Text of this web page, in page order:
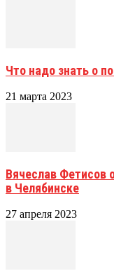
Что надо знать о
21 марта 2023
Вячеслав Фетисов
в Челябинске
27 апреля 2023